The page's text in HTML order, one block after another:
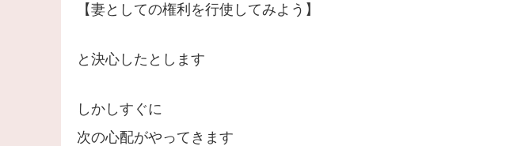
【妻としての権利を行使してみよう】
と決心したとします
しかしすぐに
次の心配がやってきます